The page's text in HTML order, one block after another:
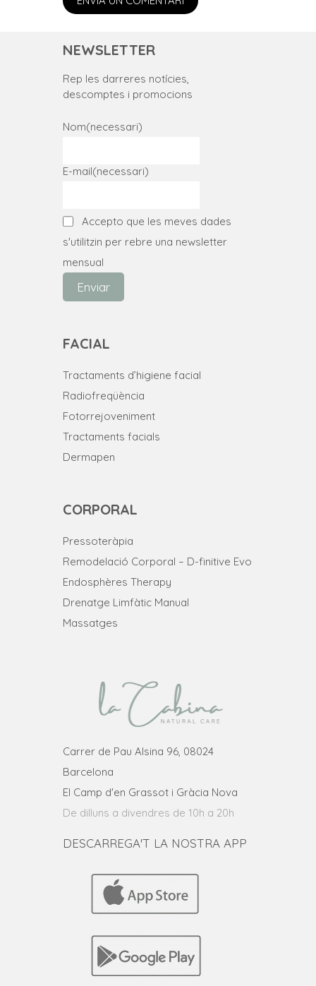
NEWSLETTER
Rep les darreres notícies,
descomptes i promocions
Nom(necessari)
E-mail(necessari)
Accepto que les meves dades
s'utilitzin per rebre una newsletter
mensual
Enviar
FACIAL
Tractaments d’higiene facial
Radiofreqüència
Fotorrejoveniment
Tractaments facials
Dermapen
CORPORAL
Pressoteràpia
Remodelació Corporal – D-finitive Evo
Endosphères Therapy
Drenatge Limfàtic Manual
Massatges
Carrer de Pau Alsina 96, 08024
Barcelona
El Camp d'en Grassot i Gràcia Nova
De dilluns a divendres de 10h a 20h
DESCARREGA'T LA NOSTRA APP